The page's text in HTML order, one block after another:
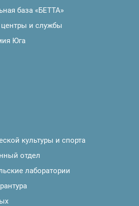
база «БЕТТА»
и службы
Юга
культуры и спорта
отдел
лаборатории